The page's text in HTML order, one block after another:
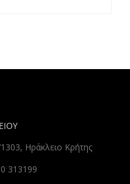
Ηράκλειο Κρήτης
313199